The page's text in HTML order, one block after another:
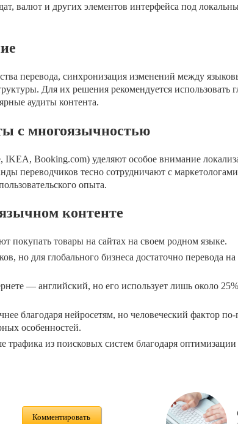
валют и других элементов интерфейса под
перевода, синхронизация изменений между
Для их решения рекомендуется использовать
аудиты контента.
с многоязычностью
Booking.com) уделяют особое внимание
переводчиков тесно сотрудничают с
опыта.
контенте
покупать товары на сайтах на своем родном языке.
но для глобального бизнеса достаточно перевода
— английский, но его использует лишь около 25%
благодаря нейросетям, но человеческий фактор
особенностей.
из поисковых систем благодаря
Комментировать